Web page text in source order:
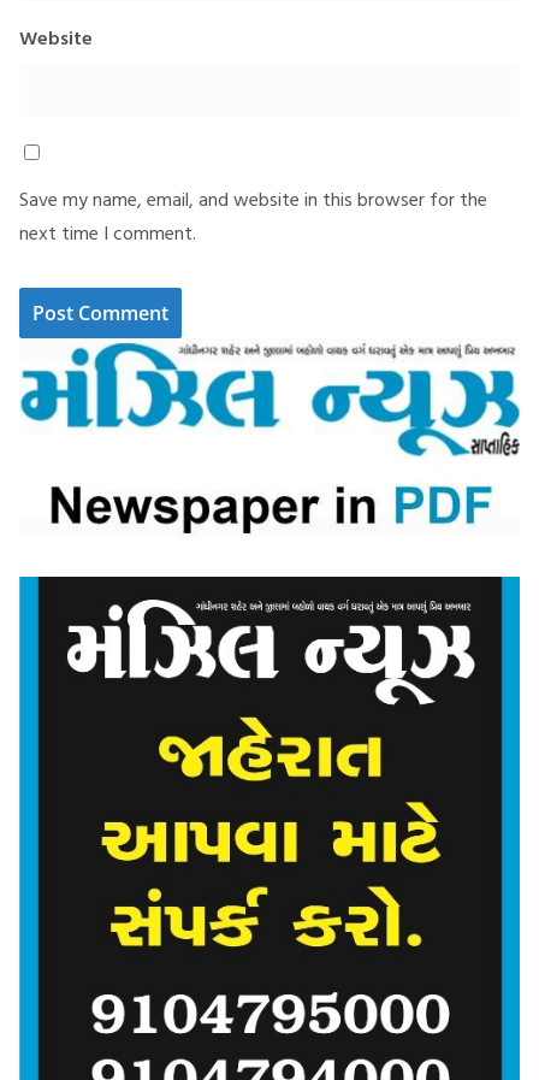
Website
Save my name, email, and website in this browser for the
next time I comment.